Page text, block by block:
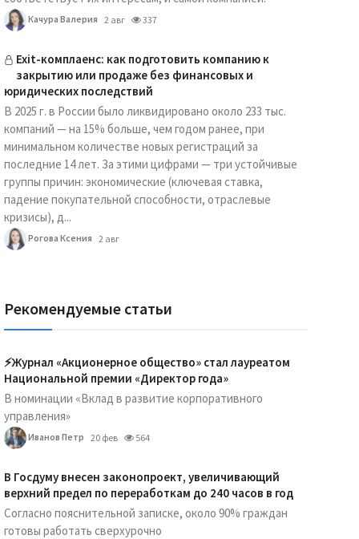
Качура Валерия 2 авг 337
Exit-комплаенс: как подготовить компанию к
закрытию или продаже без финансовых и
юридических последствий
В 2025 г. в России было ликвидировано около 233 тыс.
компаний — на 15% больше, чем годом ранее, при
минимальном количестве новых регистраций за
последние 14 лет. За этими цифрами — три устойчивые
группы причин: экономические (ключевая ставка,
падение покупательной способности, отраслевые
кризисы), д...
Рогова Ксения 2 авг
Рекомендуемые статьи
⚡️Журнал «Акционерное общество» стал лауреатом
Национальной премии «Директор года»
В номинации «Вклад в развитие корпоративного
управления»
Иванов Петр 20 фев 564
В Госдуму внесен законопроект, увеличивающий
верхний предел по переработкам до 240 часов в год
Согласно пояснительной записке, около 90% граждан
готовы работать сверхурочно